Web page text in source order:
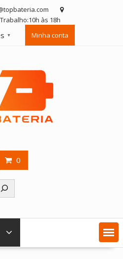
às 18h
▼ Minha conta
0